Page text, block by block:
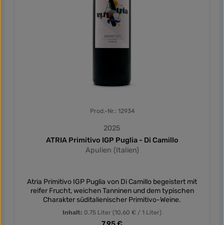
Prod.-Nr.: 12934
2025
ATRIA Primitivo IGP Puglia - Di Camillo
Apulien (Italien)
Atria Primitivo IGP Puglia von Di Camillo begeistert mit
reifer Frucht, weichen Tanninen und dem typischen
Charakter süditalienischer Primitivo-Weine.
Inhalt: 0.75 Liter (10,60 € / 1 Liter)
Regulärer Preis: